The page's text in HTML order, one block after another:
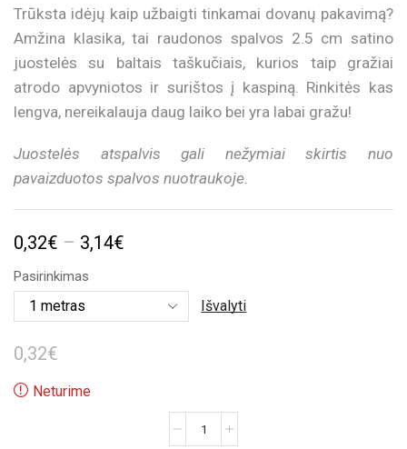
Trūksta idėjų kaip užbaigti tinkamai dovanų pakavimą?
Amžina klasika, tai raudonos spalvos 2.5 cm satino
juostelės su baltais taškučiais, kurios taip gražiai
atrodo apvyniotos ir surištos į kaspiną. Rinkitės kas
lengva, nereikalauja daug laiko bei yra labai gražu!
Juostelės atspalvis gali nežymiai skirtis nuo
pavaizduotos spalvos nuotraukoje.
0,32€ – 3,14€
through
Pasirinkimas
Išvalyti
0,32€
Neturime